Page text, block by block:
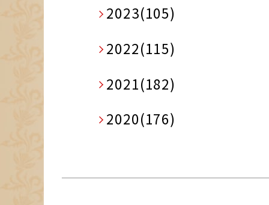
2023(105)
2022(115)
2021(182)
2020(176)